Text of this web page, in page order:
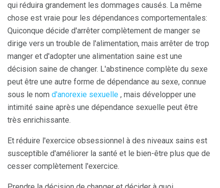
qui réduira grandement les dommages causés. La même
chose est vraie pour les dépendances comportementales:
Quiconque décide d'arrêter complètement de manger se
dirige vers un trouble de l'alimentation, mais arrêter de trop
manger et d'adopter une alimentation saine est une
décision saine de changer. L'abstinence complète du sexe
peut être une autre forme de dépendance au sexe, connue
sous le nom d'anorexie sexuelle , mais développer une
intimité saine après une dépendance sexuelle peut être
très enrichissante.
Et réduire l'exercice obsessionnel à des niveaux sains est
susceptible d'améliorer la santé et le bien-être plus que de
cesser complètement l'exercice.